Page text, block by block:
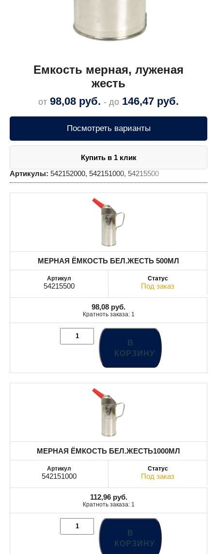
Емкость мерная, луженая
жесть
от 98,08 руб. - до 146,47 руб.
Посмотреть варианты
Купить в 1 клик
Артикулы: 542152000, 542151000, 54215500
МЕРНАЯ ЁМКОСТЬ БЕЛ.ЖЕСТЬ 500МЛ
54215500 Под заказ
98,08 руб.
Кратноть заказа: 1
В
КОРЗИНУ
МЕРНАЯ ЁМКОСТЬ БЕЛ.ЖЕСТЬ1000МЛ
542151000 Под заказ
112,96 руб.
Кратноть заказа: 1
В
КОРЗИНУ